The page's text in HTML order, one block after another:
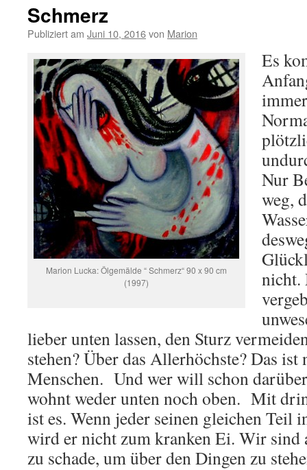
Schmerz
Publiziert am Juni 10, 2016von Marion
Marion Lucka: Ölgemälde “ Schmerz“ 90 x 90 cm
(1997)
Es
Nur
weg,
nicht.
lieber unten lassen, den Sturz
stehen? Über das Allerhöchste? Das ist
Menschen. Und wer will schon
wohnt weder unten noch oben. Mit
ist es. Wenn jeder seinen gleichen Teil
wird er nicht zum kranken Ei. Wir sind
zu schade, um über den Dingen zu